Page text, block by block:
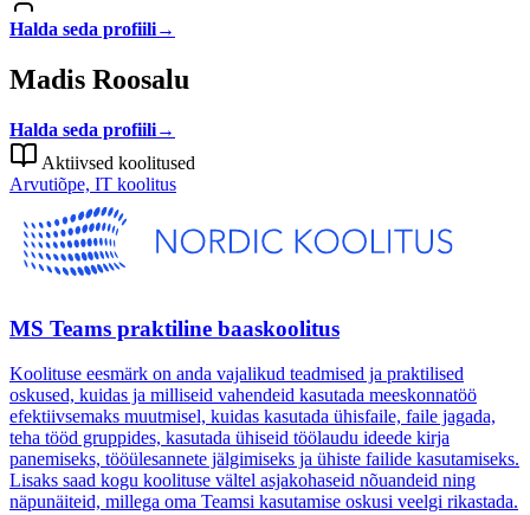
Halda seda profiili→
Madis Roosalu
Halda seda profiili→
Aktiivsed koolitused
Arvutiõpe, IT koolitus
MS Teams praktiline baaskoolitus
Koolituse eesmärk on anda vajalikud teadmised ja praktilised
oskused, kuidas ja milliseid vahendeid kasutada meeskonnatöö
efektiivsemaks muutmisel, kuidas kasutada ühisfaile, faile jagada,
teha tööd gruppides, kasutada ühiseid töölaudu ideede kirja
panemiseks, tööülesannete jälgimiseks ja ühiste failide kasutamiseks.
Lisaks saad kogu koolituse vältel asjakohaseid nõuandeid ning
näpunäiteid, millega oma Teamsi kasutamise oskusi veelgi rikastada.